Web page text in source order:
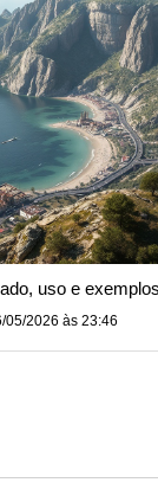
uso e
05/2026 às 23:46